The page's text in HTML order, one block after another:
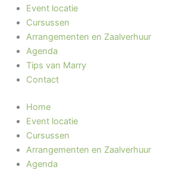
Event locatie
Cursussen
Arrangementen en Zaalverhuur
Agenda
Tips van Marry
Contact
Home
Event locatie
Cursussen
Arrangementen en Zaalverhuur
Agenda